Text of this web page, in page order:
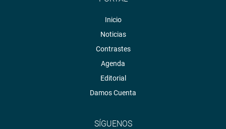
Inicio
Noticias
Contrastes
Agenda
Editorial
Damos Cuenta
SÍGUENOS